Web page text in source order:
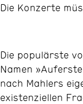
Die Konzerte
Die populärste
Namen
nach Mahlers
existenziellen